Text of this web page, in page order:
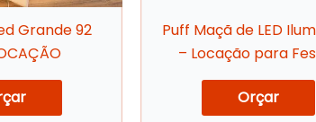
Grande 92
Puff Maçã de LED
– Locação para
Orçar